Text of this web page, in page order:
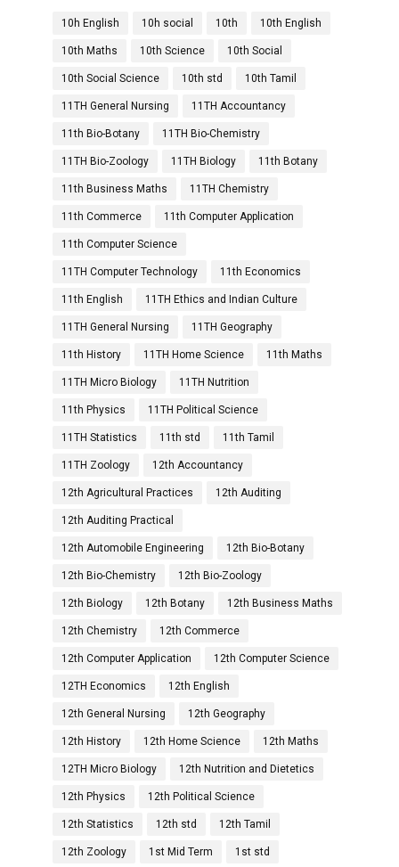
10h English 10h social 10th 10th English
10th Maths 10th Science 10th Social
10th Social Science 10th std 10th Tamil
11TH General Nursing 11TH Accountancy
11th Bio-Botany 11TH Bio-Chemistry
11TH Bio-Zoology 11TH Biology 11th Botany
11th Business Maths 11TH Chemistry
11th Commerce 11th Computer Application
11th Computer Science
11TH Computer Technology 11th Economics
11th English 11TH Ethics and Indian Culture
11TH General Nursing 11TH Geography
11th History 11TH Home Science 11th Maths
11TH Micro Biology 11TH Nutrition
11th Physics 11TH Political Science
11TH Statistics 11th std 11th Tamil
11TH Zoology 12th Accountancy
12th Agricultural Practices 12th Auditing
12th Auditing Practical
12th Automobile Engineering 12th Bio-Botany
12th Bio-Chemistry 12th Bio-Zoology
12th Biology 12th Botany 12th Business Maths
12th Chemistry 12th Commerce
12th Computer Application 12th Computer Science
12TH Economics 12th English
12th General Nursing 12th Geography
12th History 12th Home Science 12th Maths
12TH Micro Biology 12th Nutrition and Dietetics
12th Physics 12th Political Science
12th Statistics 12th std 12th Tamil
12th Zoology 1st Mid Term 1st std